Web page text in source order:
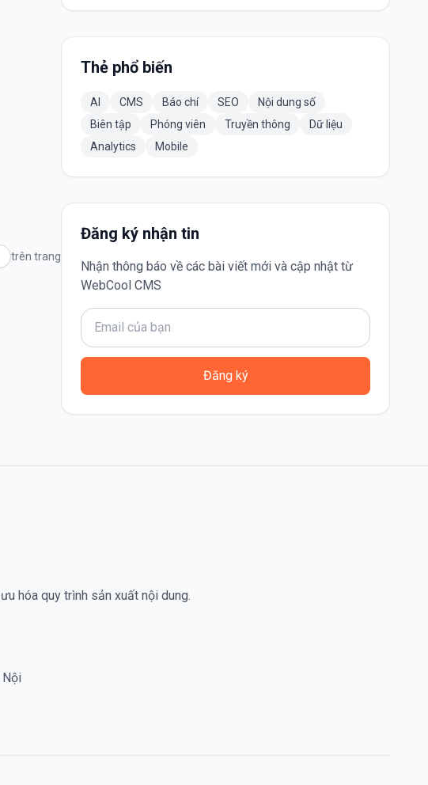
trên trang
Thẻ phổ biến
AI CMS Báo chí SEO
Nội dung số
Biên tập
Phóng viên Truyền thông
Dữ liệu
Analytics
Mobile
Đăng ký nhận tin
Nhận thông báo về các bài viết mới và cập nhật từ
WebCool CMS
Đăng ký
hóa quy trình sản xuất nội dung.
Nội